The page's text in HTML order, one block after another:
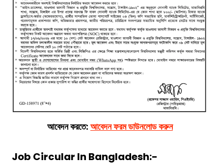
আবেদন করতে: আবেদন ফরম ডাউনলোড করুন
Job Circular In Bangladesh:-